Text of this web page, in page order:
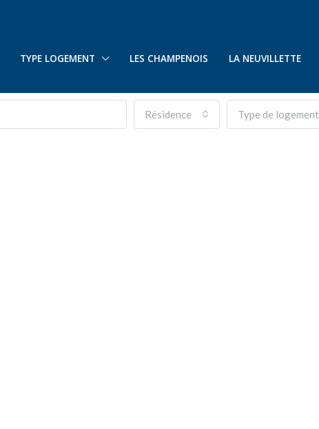
TYPE LOGEMENT LES CHAMPENOIS LA NEUVILLETTE
Résidence Type de logement